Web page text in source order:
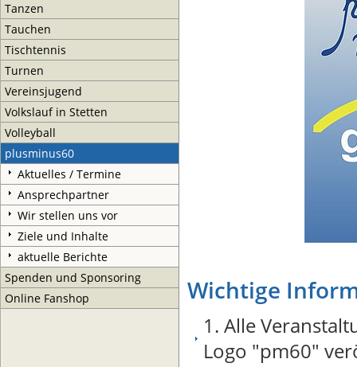
Tanzen
Tauchen
Tischtennis
Turnen
Vereinsjugend
Volkslauf in Stetten
Volleyball
plusminus60
Aktuelles / Termine
Ansprechpartner
Wir stellen uns vor
Ziele und Inhalte
aktuelle Berichte
Spenden und Sponsoring
Online Fanshop
Wichtige
1. Alle
Logo "pm60"